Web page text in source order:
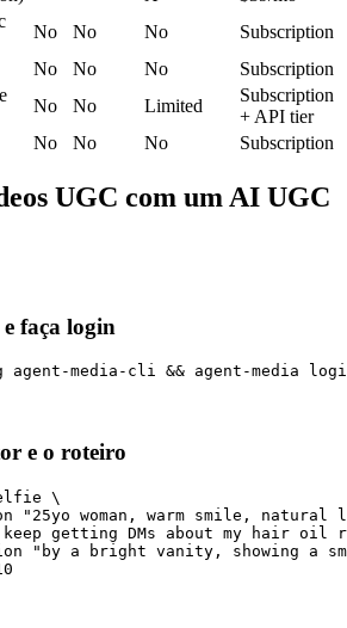
No No No
Subscription
No No No
Subscription
No No Limited
Subscription
+ API tier
No No No Subscription
UGC com um AI UGC
faça login
media-cli && agent-media
e o roteiro
\
"25yo woman, warm smile, natural
getting DMs about my hair oil
"by a bright vanity, showing a